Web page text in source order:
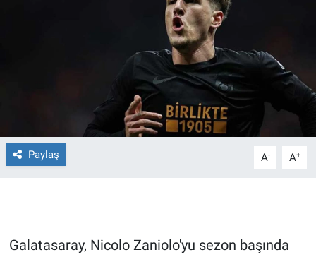
Paylaş A- A+
Galatasaray, Nicolo Zaniolo'yu sezon başında
Forum
Gün Bitiyor